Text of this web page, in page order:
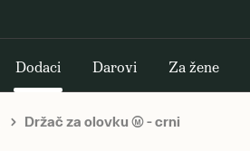
Dodaci Darovi Za žene
Držač za olovku (M) - crni